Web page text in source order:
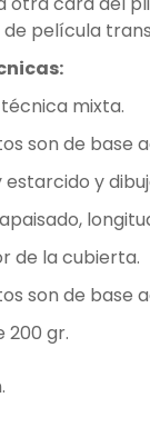
de película
mixta.
son de base
y
de la cubierta.
son de base
200 gr.